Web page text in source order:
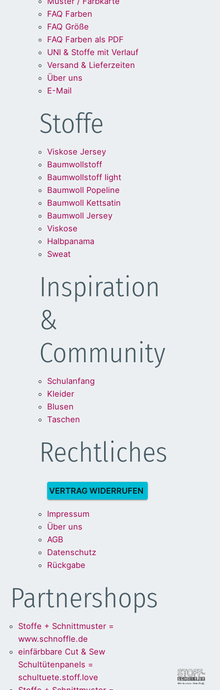
FAQ Farben
FAQ Größe
FAQ Farben als PDF
UNI & Stoffe mit Verlauf
Versand & Lieferzeiten
Über uns
E-Mail
Stoffe
Viskose Jersey
Baumwollstoff
Baumwollstoff light
Baumwoll Popeline
Baumwoll Kettsatin
Baumwoll Jersey
Viskose
Halbpanama
Sweat
Inspiration
&
Community
Schulanfang
Kleider
Blusen
Taschen
Rechtliches
VERTRAG WIDERRUFEN
Impressum
Über uns
AGB
Datenschutz
Rückgabe
Partnershops
Stoffe + Schnittmuster =
www.schnoffle.de
einfärbbare Cut & Sew
Schultütenpanels =
schultuete.stoff.love